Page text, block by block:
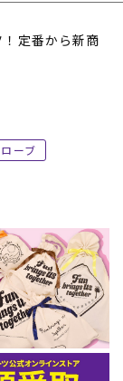
定番から新商
ーブ